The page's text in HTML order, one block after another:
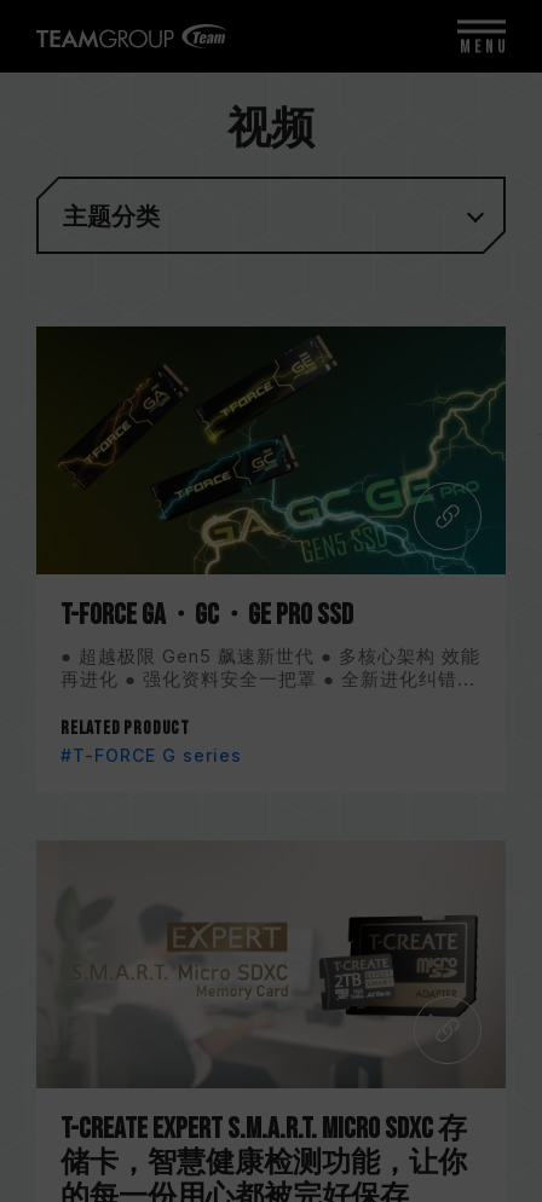
视频
主题分类
T-FORCE GA・GC・GE PRO SSD
● 超越极限 Gen5 飙速新世代 ● 多核心架构 效能
再进化 ● 强化资料安全一把罩 ● 全新进化纠错...
Related Product
#T-FORCE G series
T-CREATE EXPERT S.M.A.R.T. Micro SDXC 存
储卡，智慧健康检测功能，让你
MENU